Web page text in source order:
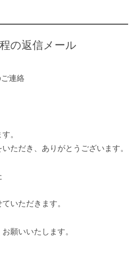
の返信メール
連絡
。
ただき、ありがとうございます。
いただきます。
願いいたします。